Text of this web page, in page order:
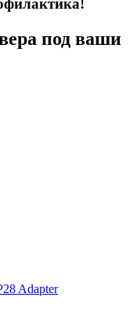
под ваши
Adapter